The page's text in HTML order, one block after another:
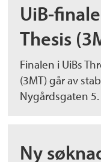
UiB-
Thesis
Finalen i UiBs
(3MT) går av
Nygårdsgaten 5.
Ny